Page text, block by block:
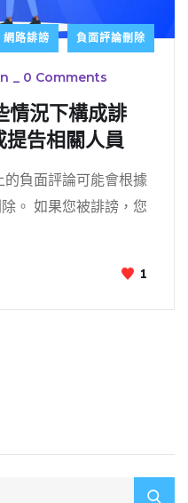
網路誹謗 負面評論刪除
_ 0 Comments
況下構成誹
告相關人員
負面評論可能會根據
。 如果您被誹謗，您
1